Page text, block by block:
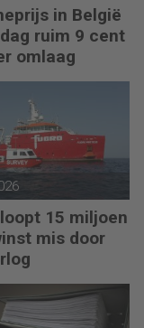
in België
ruim 9 cent
omlaag
15 miljoen
mis door